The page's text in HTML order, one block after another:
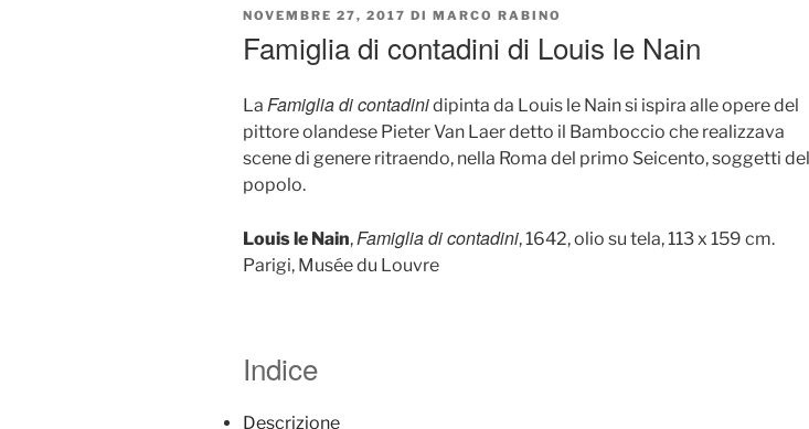
PUBBLICATO
NOVEMBRE 27, 2017 DI MARCO RABINO
Famiglia di contadini di Louis le Nain
La Famiglia di contadinidipinta da Louis le Nain si ispira alle opere del
pittore olandese Pieter Van Laer detto il Bamboccio che realizzava
scene di genere ritraendo, nella Roma del primo Seicento, soggetti del
popolo.
Louis le Nain,Famiglia di contadini, 1642, olio su tela, 113 x 159 cm.
Parigi, Musée du Louvre
Indice
Descrizione